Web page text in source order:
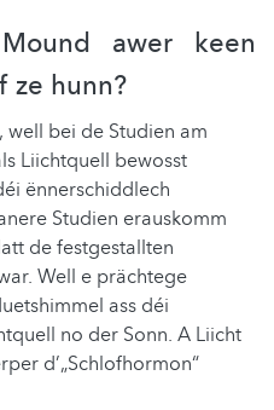
awer keen
ze hunn?
well bei de Studien am
Liichtquell bewosst
ënnerschiddlech
Studien erauskomm
de festgestallten
Well e prächtege
ass déi
no der Sonn. A Liicht
d’„Schlofhormon“